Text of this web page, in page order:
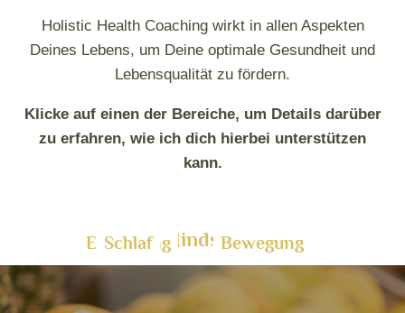
Holistic Health Coaching wirkt in allen Aspekten
Deines Lebens, um Deine optimale Gesundheit und
Lebensqualität zu fördern.
Klicke auf einen der Bereiche, um Details darüber
zu erfahren, wie ich dich hierbei unterstützen
kann.
High Performance
Mindset
Ernährung Bewegung
Schlaf